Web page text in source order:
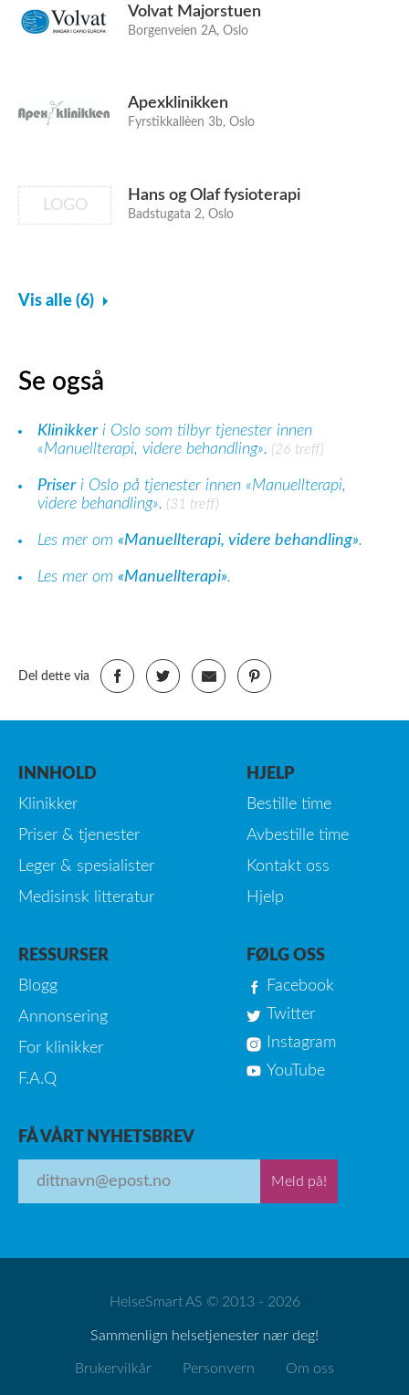
Volvat Majorstuen
Borgenveien 2A, Oslo
Apexklinikken
Fyrstikkallèen 3b, Oslo
LOGO
Hans og Olaf fysioterapi
Badstugata 2, Oslo
Vis alle (6)
Se også
Klinikkeri Oslo som tilbyr tjenester innen
«Manuellterapi, videre behandling». (26 treff)
Priseri Oslo på tjenester innen «Manuellterapi,
videre behandling». (31 treff)
Les mer om «Manuellterapi, videre behandling».
Les mer om «Manuellterapi».
Del dette via
INNHOLD
Klinikker
Priser & tjenester
Leger & spesialister
Medisinsk litteratur
HJELP
Bestille time
Avbestille time
Kontakt oss
Hjelp
RESSURSER
Blogg
Annonsering
For klinikker
F.A.Q
FØLG OSS
Facebook
Twitter
Instagram
YouTube
FÅ VÅRT NYHETSBREV
Meld på!
HelseSmart AS © 2013 - 2026
Sammenlign helsetjenester nær deg!
Brukervilkår Personvern Om oss